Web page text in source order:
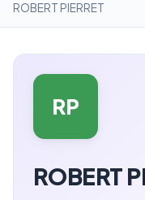
ROBERT PIERRET
RP
ROBERT